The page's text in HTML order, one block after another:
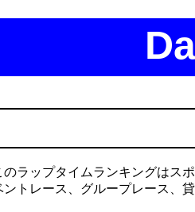
ラップタイムランキングはス
ントレース、グループレース、